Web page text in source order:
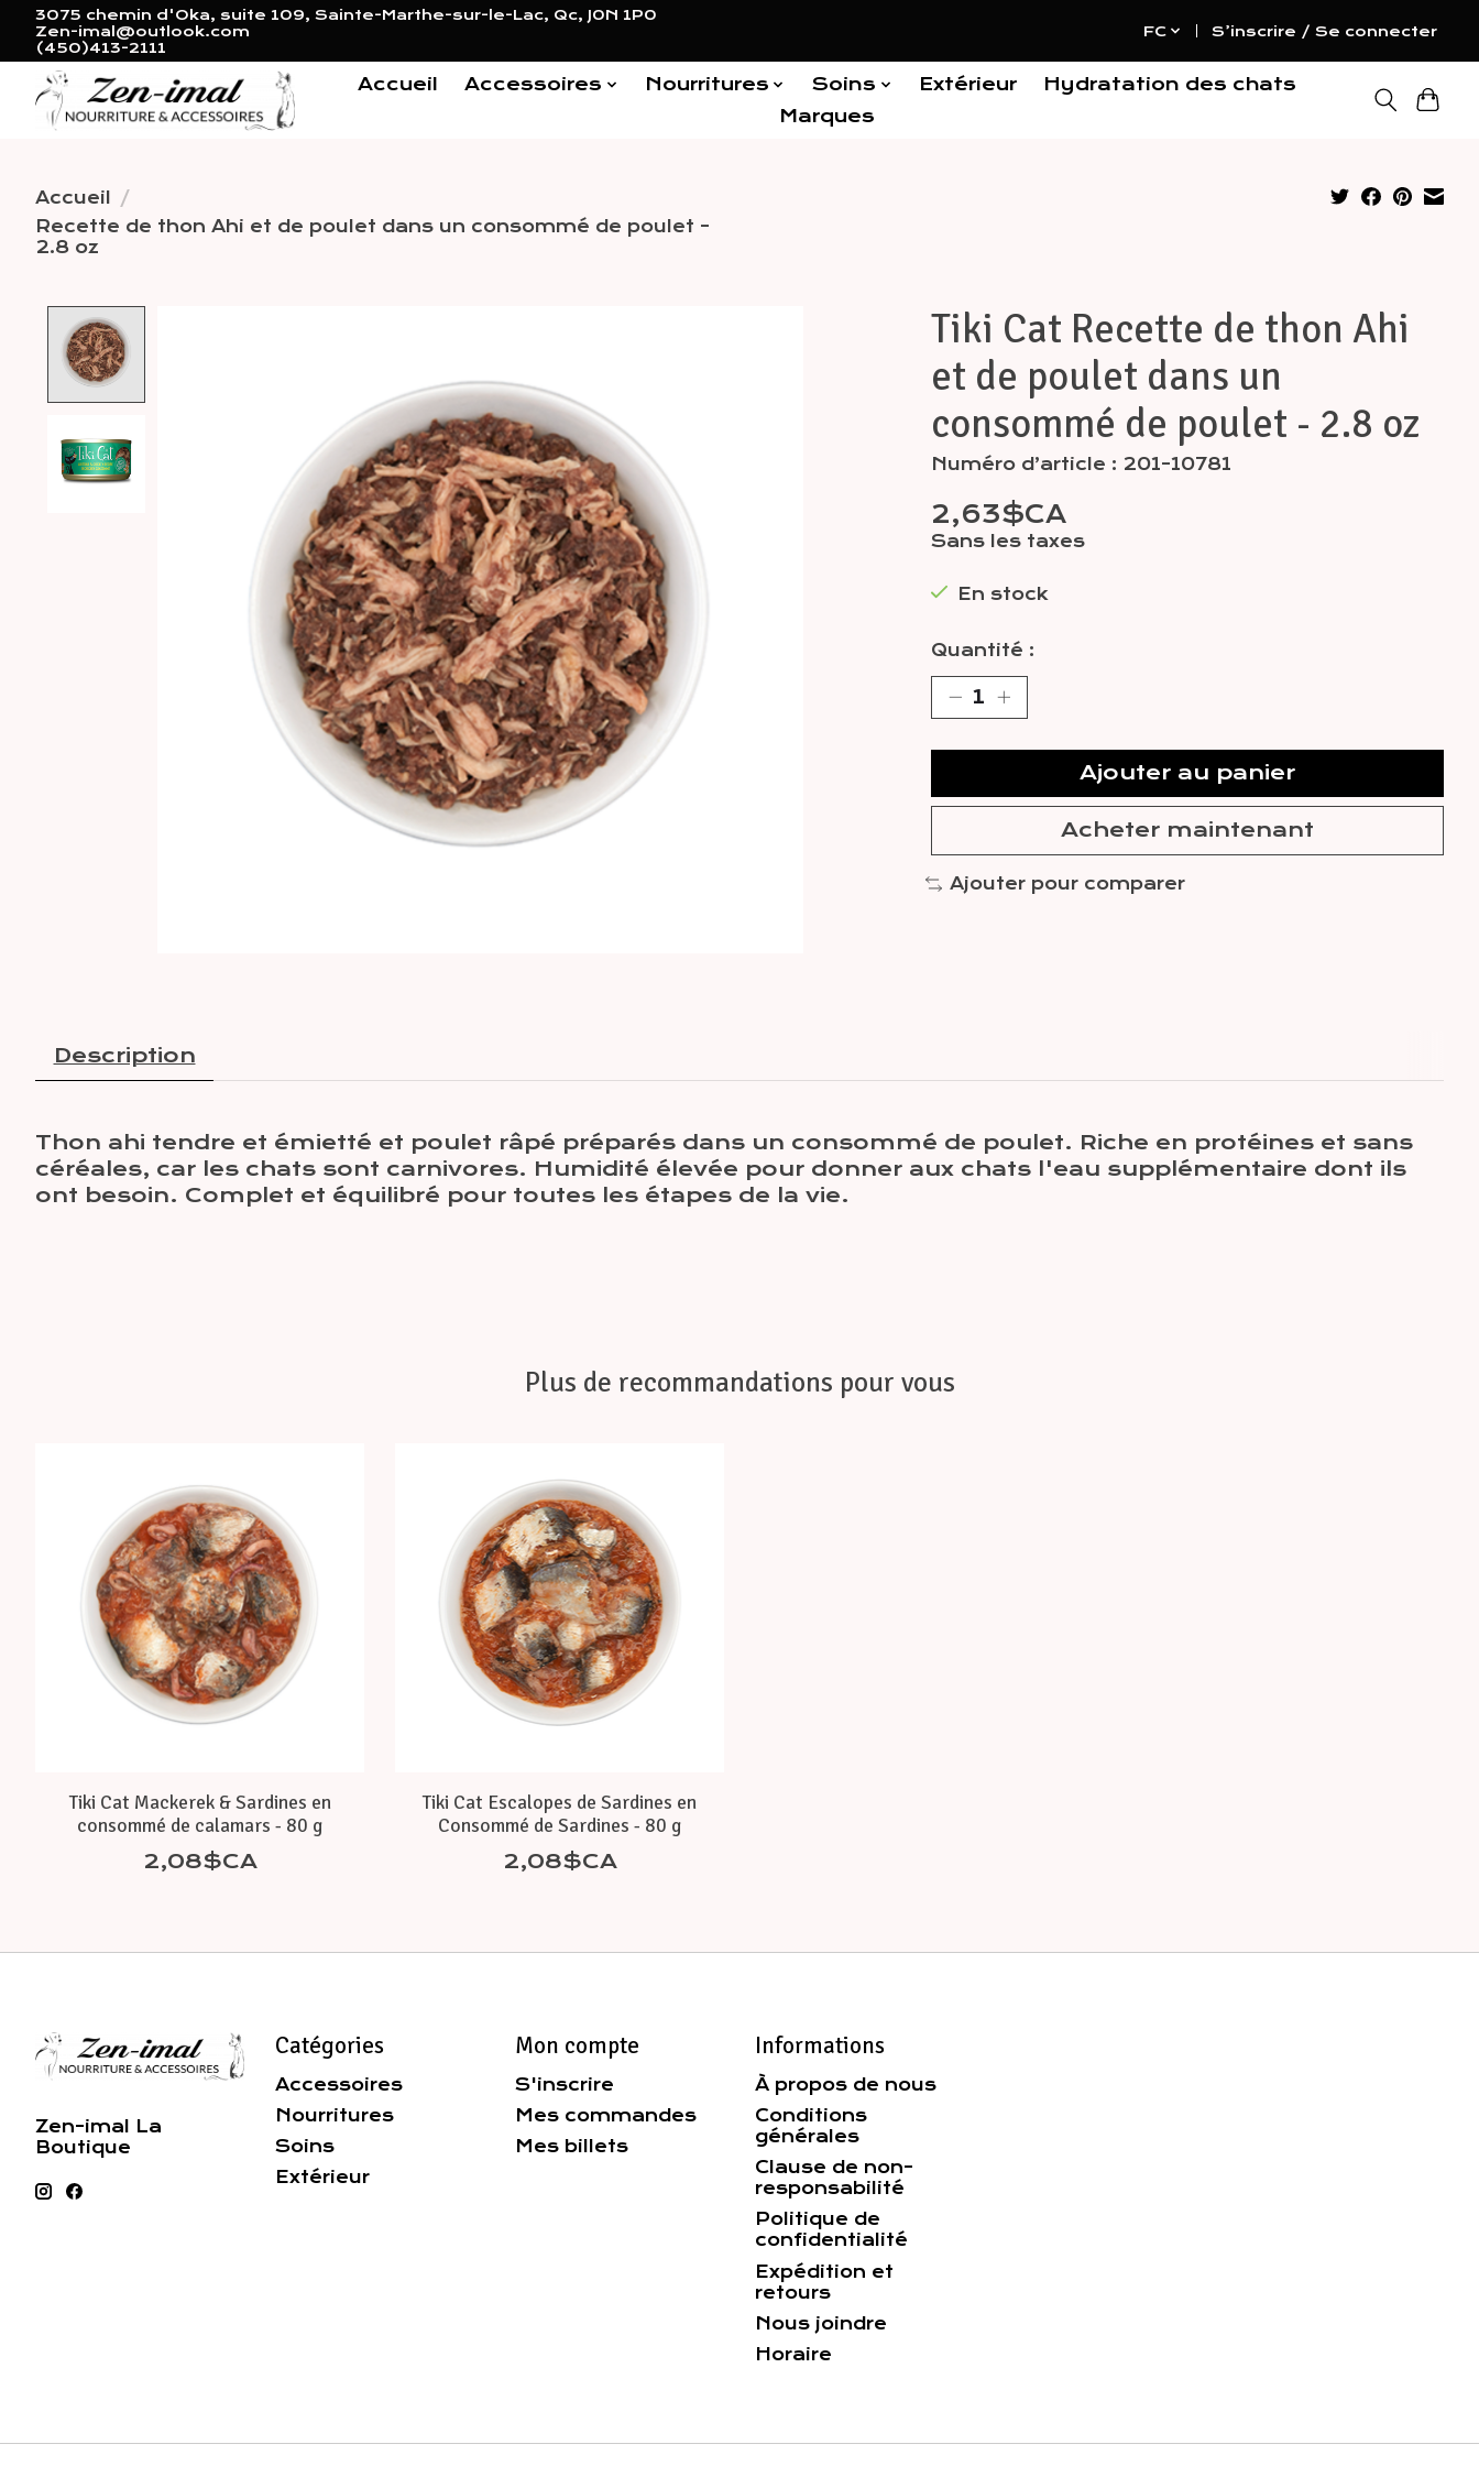
3075 chemin d'Oka, suite 109, Sainte-Marthe-sur-le-Lac, Qc, J0N 1P0
Zen-imal@outlook.com
(450)413-2111
FC S’inscrire / Se connecter
Accueil Accessoires Nourritures Soins Extérieur
Hydratation des chats
Marques
Accueil /
Recette de thon Ahi et de poulet dans un consommé de poulet -
2.8 oz
Tiki Cat Recette de thon Ahi
et de poulet dans un
consommé de poulet - 2.8 oz
Numéro d’article : 201-10781
2,63$CA
Sans les taxes
En stock
Quantité :
Ajouter au panier
Acheter maintenant
Ajouter pour comparer
Description
Thon ahi tendre et émietté et poulet râpé préparés dans un consommé de poulet. Riche en protéines et sans
céréales, car les chats sont carnivores. Humidité élevée pour donner aux chats l'eau supplémentaire dont ils
ont besoin. Complet et équilibré pour toutes les étapes de la vie.
Plus de recommandations pour vous
Tiki Cat Mackerek & Sardines en
consommé de calamars - 80 g
2,08$CA
Tiki Cat Escalopes de Sardines en
Consommé de Sardines - 80 g
2,08$CA
Zen-imal La
Boutique
Catégories
Accessoires
Nourritures
Soins
Extérieur
Mon compte
S'inscrire
Mes commandes
Mes billets
Informations
À propos de nous
Conditions
générales
Clause de non-
responsabilité
Politique de
confidentialité
Expédition et
retours
Nous joindre
Horaire